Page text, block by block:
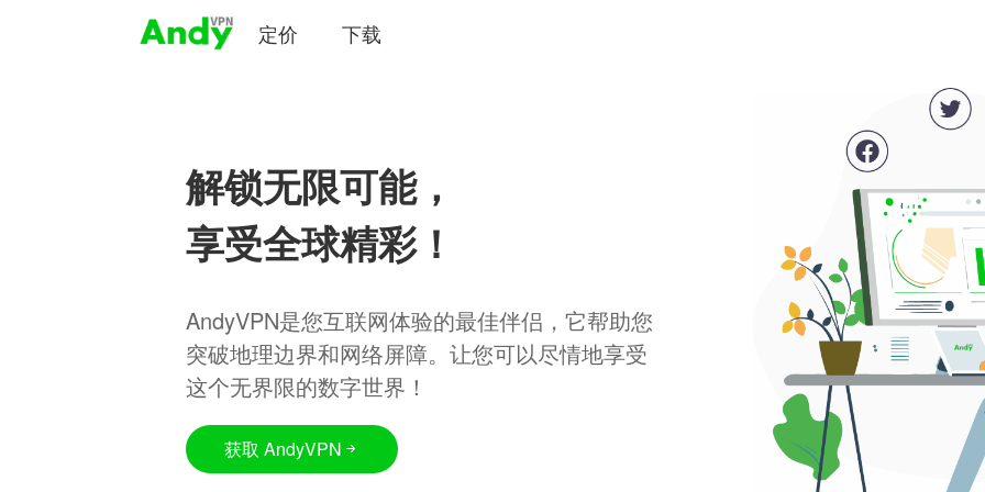
定价 下载
解锁无限可能，
享受全球精彩！
AndyVPN是您互联网体验的最佳伴侣，它帮助您
突破地理边界和网络屏障。让您可以尽情地享受
这个无界限的数字世界！
获取 AndyVPN